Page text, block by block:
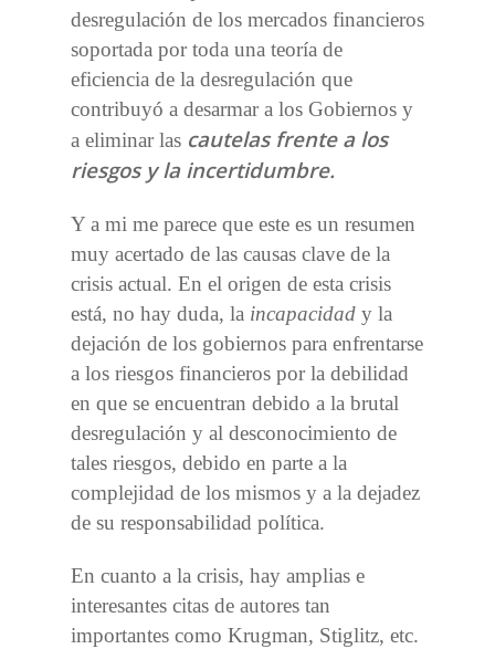
desregulación de los mercados financieros
soportada por toda una teoría de
eficiencia de la desregulación que
contribuyó a desarmar a los Gobiernos y
a eliminar las cautelas frente a los
riesgos y la incertidumbre.
Y a mi me parece que este es un resumen
muy acertado de las causas clave de la
crisis actual. En el origen de esta crisis
está, no hay duda, la incapacidad y la
dejación de los gobiernos para enfrentarse
a los riesgos financieros por la debilidad
en que se encuentran debido a la brutal
desregulación y al desconocimiento de
tales riesgos, debido en parte a la
complejidad de los mismos y a la dejadez
de su responsabilidad política.
En cuanto a la crisis, hay amplias e
interesantes citas de autores tan
importantes como Krugman, Stiglitz, etc.